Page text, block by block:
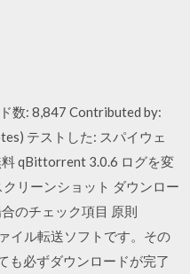
数: 8,847 Contributed by:
テストした: スパイウェ
qBittorrent 3.0.6 ログを変
リーンショット ダウンロー
のチェック項目 原則
イル転送ソフトです。その
も必ずダウンロードが完了